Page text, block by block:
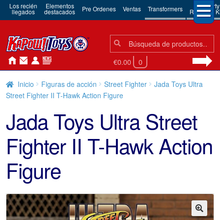
Los recién
llegados
Elementos
destacados Pre Ordenes Ventas Transformers 3rd Party
Robots &
Búsqueda:
Búsqueda
€0.00 0
Inicio Figuras de acción Street Fighter
Jada Toys Ultra
Street Fighter II T-Hawk Action Figure
Jada Toys Ultra Street
Fighter II T-Hawk Action
Figure